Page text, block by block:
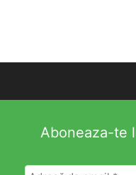
Aboneaza-te